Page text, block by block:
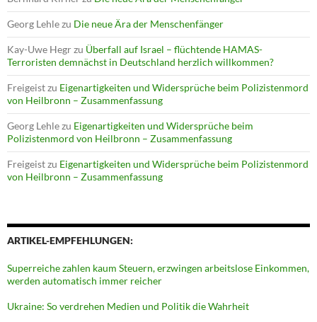
Georg Lehlezu Die neue Ära der Menschenfänger
Kay-Uwe Hegrzu Überfall auf Israel – flüchtende HAMAS-
Terroristen demnächst in Deutschland herzlich willkommen?
Freigeistzu Eigenartigkeiten und Widersprüche beim Polizistenmord
von Heilbronn – Zusammenfassung
Georg Lehlezu Eigenartigkeiten und Widersprüche beim
Polizistenmord von Heilbronn – Zusammenfassung
Freigeistzu Eigenartigkeiten und Widersprüche beim Polizistenmord
von Heilbronn – Zusammenfassung
ARTIKEL-EMPFEHLUNGEN:
Superreiche zahlen kaum Steuern, erzwingen arbeitslose Einkommen,
werden automatisch immer reicher
Ukraine: So verdrehen Medien und Politik die Wahrheit